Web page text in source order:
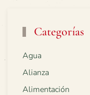
Categorías
Agua
Alianza
Alimentación